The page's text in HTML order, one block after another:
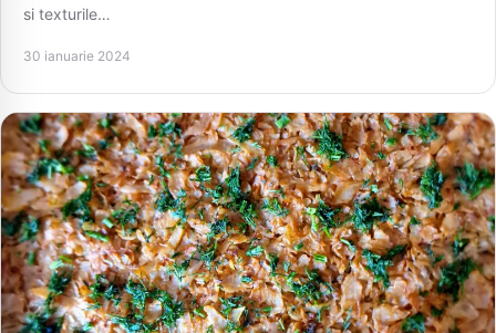
si texturile…
30 ianuarie 2024